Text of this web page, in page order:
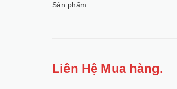
Sản phẩm
Liên Hệ Mua hàng.